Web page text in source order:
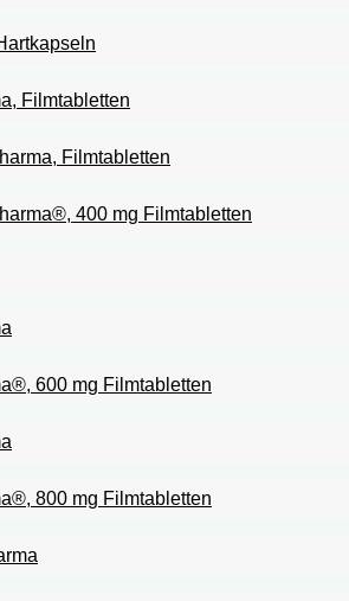
Filmtabletten
Filmtabletten
400 mg Filmtabletten
600 mg Filmtabletten
800 mg Filmtabletten